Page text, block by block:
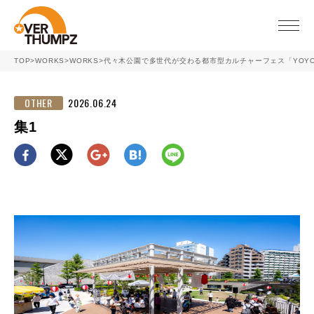
toggle
TOP>WORKS>WORKS>代々木公園で多世代が交わる都市型カルチャーフェス「
OTHER 2026.06.24
集1